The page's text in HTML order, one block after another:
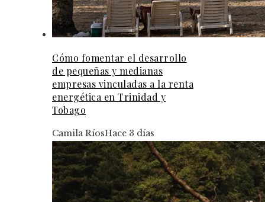
Cómo fomentar el desarrollo
de pequeñas y medianas
empresas vinculadas a la renta
energética en Trinidad y
Tobago
Camila RíosHace 3 días